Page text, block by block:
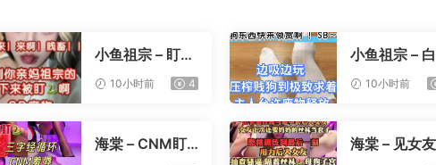
小鱼祖宗 – 盯射
10小时前 4
小鱼祖宗 –
10小时前
海棠 – CNM盯
海棠 – 见女